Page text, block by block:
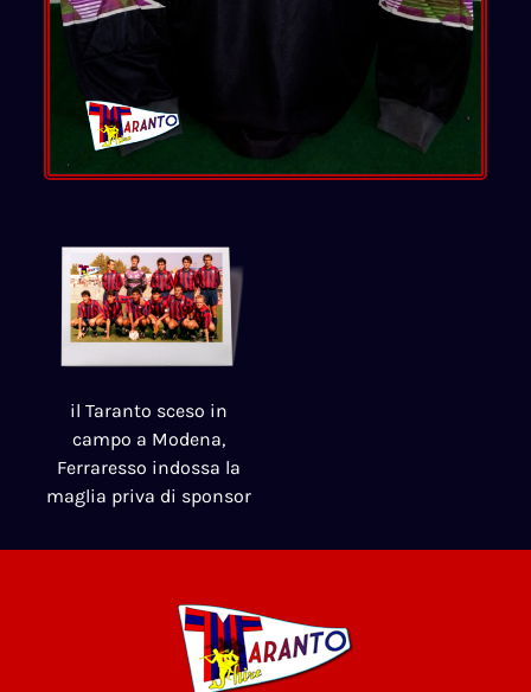
il Taranto sceso in
campo a Modena,
Ferraresso indossa la
maglia priva di sponsor